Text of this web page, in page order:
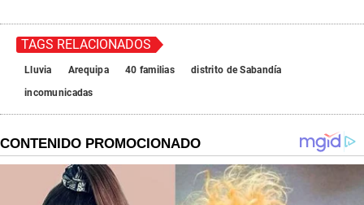
TAGS RELACIONADOS
Lluvia Arequipa 40 familias
distrito de Sabandía
incomunicadas